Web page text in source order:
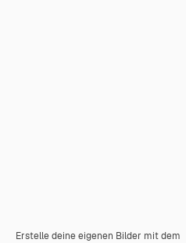
Erstelle deine eigenen Bilder mit dem